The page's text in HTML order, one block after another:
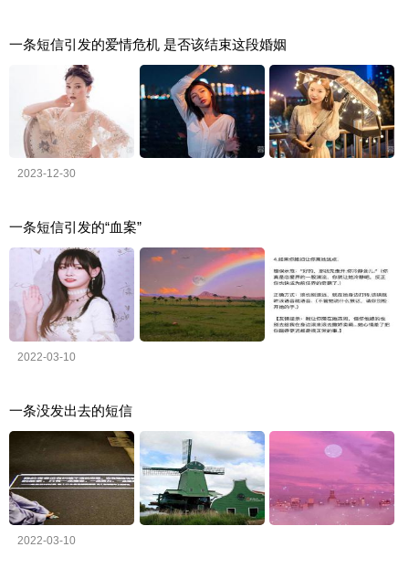
一条短信引发的爱情危机 是否该结束这段婚姻
2023-12-30
一条短信引发的“血案”
2022-03-10
一条没发出去的短信
2022-03-10